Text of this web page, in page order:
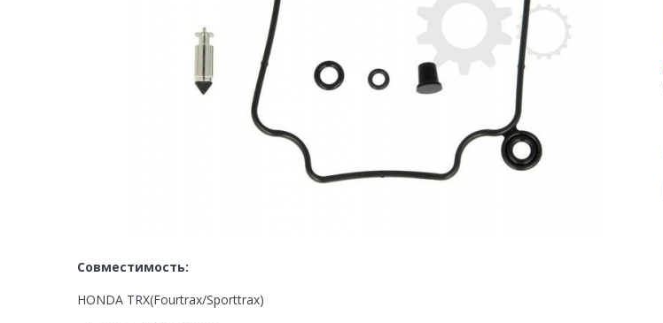
Совместимость:
HONDA TRX(Fourtrax/Sporttrax)